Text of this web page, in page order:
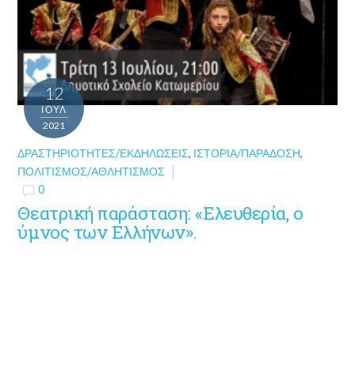
12
ΙΟΎΛ
2021
ΔΡΑΣΤΗΡΙΌΤΗΤΕΣ/ΕΚΔΗΛΏΣΕΙΣ, ΙΣΤΟΡΊΑ/ΠΑΡΆΔΟΣΗ,
ΠΟΛΙΤΙΣΜΌΣ/ΑΘΛΗΤΙΣΜΌΣ
0
Θεατρική παράσταση: «Ελευθερία, ο
ύμνος των Ελλήνων».